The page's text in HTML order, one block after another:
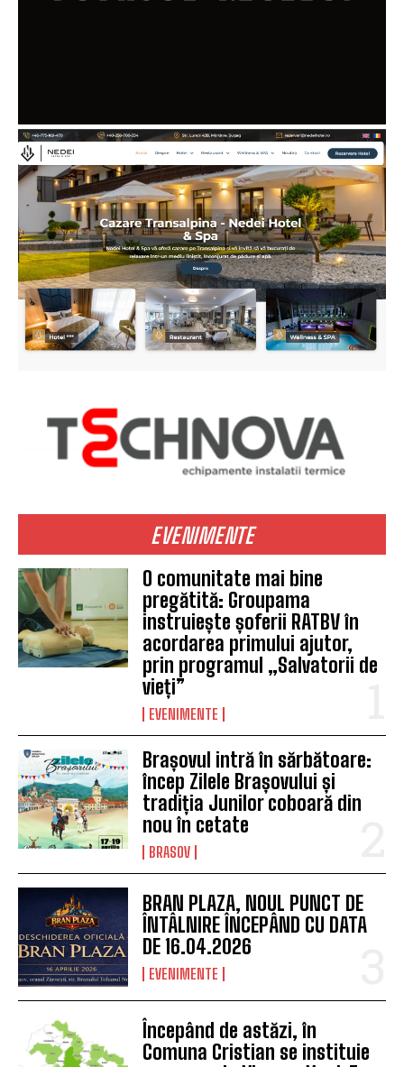
EVENIMENTE
O comunitate mai bine
pregătită: Groupama
instruiește șoferii RATBV în
acordarea primului ajutor,
prin programul „Salvatorii de
vieți”
EVENIMENTE
Brașovul intră în sărbătoare:
încep Zilele Brașovului și
tradiția Junilor coboară din
nou în cetate
BRASOV
BRAN PLAZA, NOUL PUNCT DE
ÎNTÂLNIRE ÎNCEPÂND CU DATA
DE 16.04.2026
EVENIMENTE
Începând de astăzi, în
Comuna Cristian se instituie